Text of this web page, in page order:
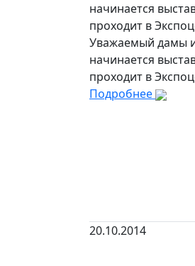
начинается
проходит в
Уважаемый дамы
начинается
проходит в
Подробнее
20.10.2014